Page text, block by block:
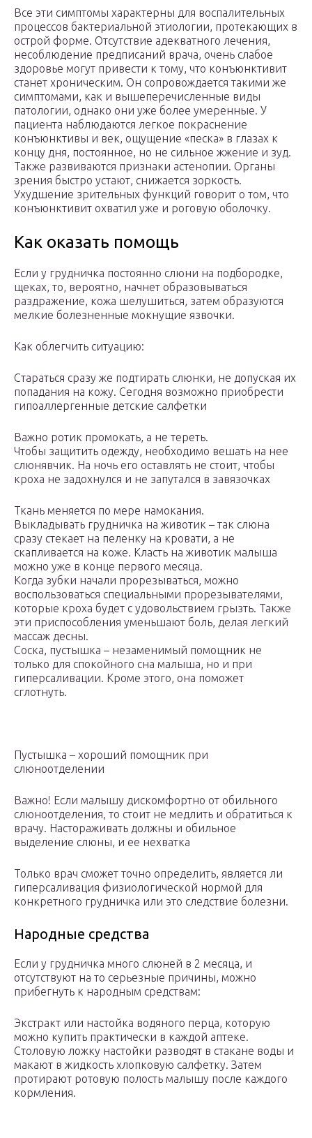
Все эти симптомы характерны для воспалительных
процессов бактериальной этиологии, протекающих в
острой форме. Отсутствие адекватного лечения,
несоблюдение предписаний врача, очень слабое
здоровье могут привести к тому, что конъюнктивит
станет хроническим. Он сопровождается такими же
симптомами, как и вышеперечисленные виды
патологии, однако они уже более умеренные. У
пациента наблюдаются легкое покраснение
конъюнктивы и век, ощущение «песка» в глазах к
концу дня, постоянное, но не сильное жжение и зуд.
Также развиваются признаки астенопии. Органы
зрения быстро устают, снижается зоркость.
Ухудшение зрительных функций говорит о том, что
конъюнктивит охватил уже и роговую оболочку.
Как оказать помощь
Если у грудничка постоянно слюни на подбородке,
щеках, то, вероятно, начнет образовываться
раздражение, кожа шелушиться, затем образуются
мелкие болезненные мокнущие язвочки.
Как облегчить ситуацию:
Стараться сразу же подтирать слюнки, не допуская их
попадания на кожу. Сегодня возможно приобрести
гипоаллергенные детские салфетки
Важно ротик промокать, а не тереть.
Чтобы защитить одежду, необходимо вешать на нее
слюнявчик. На ночь его оставлять не стоит, чтобы
кроха не задохнулся и не запутался в завязочках
Ткань меняется по мере намокания.
Выкладывать грудничка на животик – так слюна
сразу стекает на пеленку на кровати, а не
скапливается на коже. Класть на животик малыша
можно уже в конце первого месяца.
Когда зубки начали прорезываться, можно
воспользоваться специальными прорезывателями,
которые кроха будет с удовольствием грызть. Также
эти приспособления уменьшают боль, делая легкий
массаж десны.
Соска, пустышка – незаменимый помощник не
только для спокойного сна малыша, но и при
гиперсаливации. Кроме этого, она поможет
сглотнуть.
Пустышка – хороший помощник при
слюноотделении
Важно! Если малышу дискомфортно от обильного
слюноотделения, то стоит не медлить и обратиться к
врачу. Настораживать должны и обильное
выделение слюны, и ее нехватка
Только врач сможет точно определить, является ли
гиперсаливация физиологической нормой для
конкретного грудничка или это следствие болезни.
Народные средства
Если у грудничка много слюней в 2 месяца, и
отсутствуют на то серьезные причины, можно
прибегнуть к народным средствам:
Экстракт или настойка водяного перца, которую
можно купить практически в каждой аптеке.
Столовую ложку настойки разводят в стакане воды и
макают в жидкость хлопковую салфетку. Затем
протирают ротовую полость малышу после каждого
кормления.